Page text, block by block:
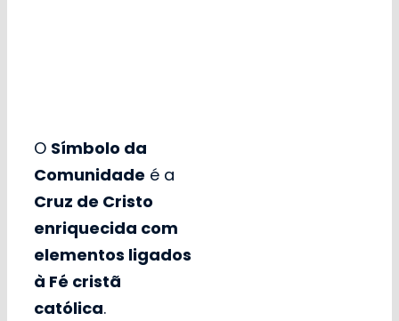
O Símbolo da
Comunidade é a
Cruz de Cristo
enriquecida com
elementos ligados
à Fé cristã
católica.